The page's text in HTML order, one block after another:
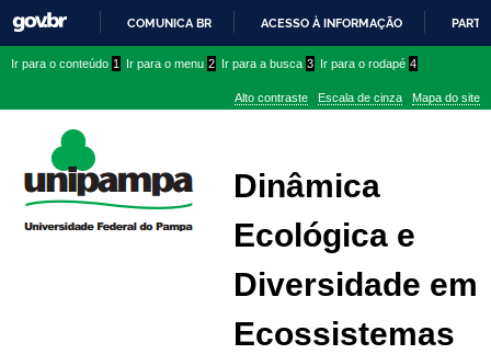
PARA
CONTEÚDO
COMUNICA BR ACESSO À INFORMAÇÃO
conteúdo
menu
superior
menu
Ir para o conteúdo 1 Ir para o menu 2 Ir para a busca 3 Ir para o rodapé 4
Alto contraste Escala de cinza Mapa do site
Dinâmica
Ecológica e
Diversidade em
Ecossistemas